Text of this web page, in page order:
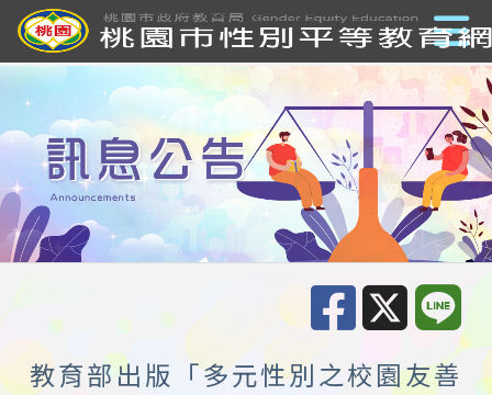
教育部出版「多元性別之校園友善